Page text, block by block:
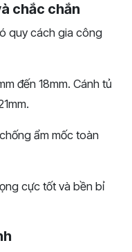
chắc chắn
quy cách gia công
đến 18mm. Cánh tủ
ẩm mốc toàn
cực tốt và bền bỉ